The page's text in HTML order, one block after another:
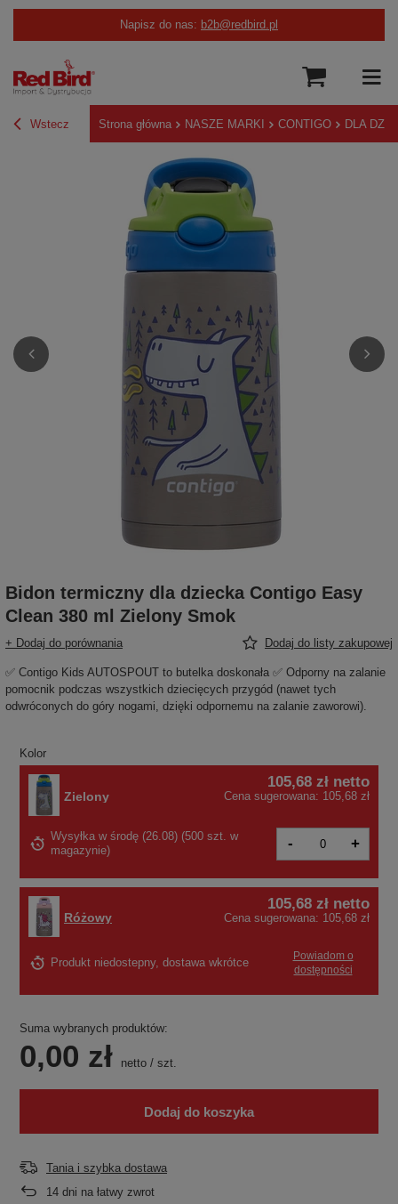
Napisz do nas: b2b@redbird.pl
Wstecz Strona główna NASZE MARKI CONTIGO DLA
Bidon termiczny dla dziecka Contigo Easy
Clean 380 ml Zielony Smok
+ Dodaj do porównania Dodaj do listy zakupowej
✅ Contigo Kids AUTOSPOUT to butelka doskonała ✅ Odporny na zalanie
pomocnik podczas wszystkich dziecięcych przygód (nawet tych
odwróconych do góry nogami, dzięki odpornemu na zalanie zaworowi).
Kolor
Różowy
105,68 zł netto
Cena sugerowana: 105,68 zł
Produkt niedostepny, dostawa wkrótce
Powiadom o
dostępności
Zielony
105,68 zł netto
Cena sugerowana: 105,68 zł
Wysyłka w środę (26.08) (500 szt. w
magazynie) - +
Suma wybranych produktów:
0,00 zł netto / szt.
Dodaj do koszyka
Tania i szybka dostawa
14 dni na łatwy zwrot